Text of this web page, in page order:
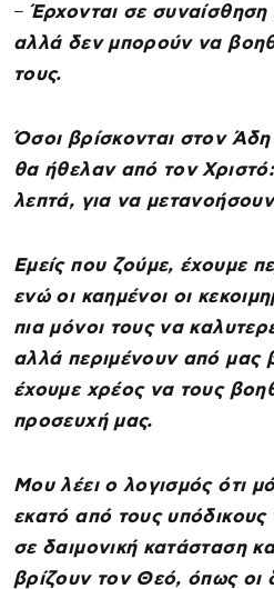
– Έρχονται σε συναίσθηση
αλλά δεν μπορούν να
τους.
Όσοι βρίσκονται στον
θα ήθελαν από τον
λεπτά, για να
Εμείς που ζούμε, έχουμε
ενώ οι καημένοι οι
πια μόνοι τους να
αλλά περιμένουν από μας
έχουμε χρέος να τους
προσευχή μας.
Μου λέει ο λογισμός ότι
εκατό από τους υπόδικους
σε δαιμονική κατάσταση
βρίζουν τον Θεό, όπως οι